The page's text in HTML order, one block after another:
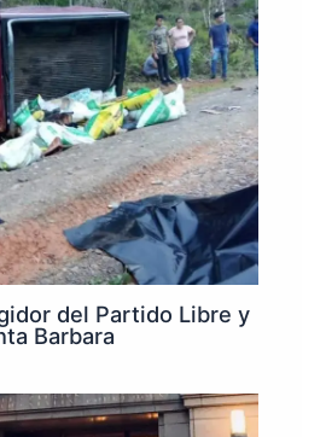
del Partido Libre y
Barbara